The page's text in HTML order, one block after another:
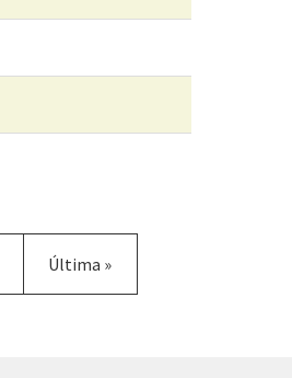
Última
página
Última »